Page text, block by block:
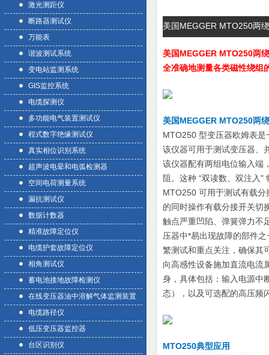
激光测距仪
断路器测试仪
万能表
谐波测试系统
变电站监测系统
GIS监控系统
电缆探测仪
多功能电气装置测试仪
程式数字绝缘测试仪
真实相位识别系统
超声波电晕和电弧检测器
空间电荷测量系统
漏抗测试仪
数据计数器
精准故障定位仪
电缆护套故障定位仪
相角测试仪
蓄电池接地故障检测仪
在线变压器油中溶解气体监测装置
电缆路径仪
低压变压器监控器
台区识别仪
美国MEGGER MTO250两
美国MEGGER MTO250两
全准确地测量各类磁性绕组
美国MEGGER MTO250两
MTO250 型变压器欧姆表
该仪器可用于测试变压器、
该仪器配有两组电位输入端
阻。这种 “双读数、双注入
MTO250 可用于测试有载
的同时操作有载分接开关切
触点严重凹陷、弹簧弹力不
压器中*易出现故障的部件
繁测试和重点关注，确保其
向高感性设备施加直流电流
身，具体包括：输入电源中
态），以及可选配的高压频
MTO250典型应用